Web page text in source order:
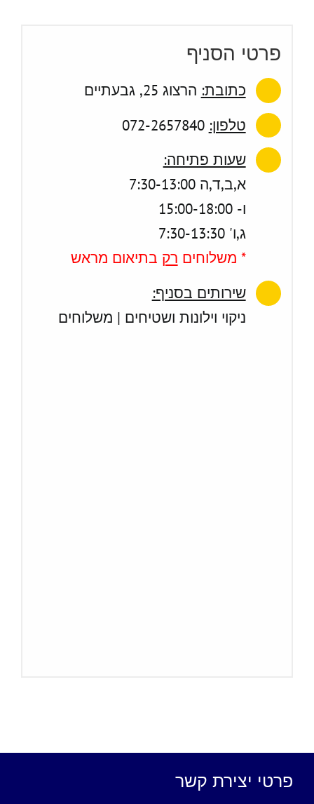
פרטי הסניף
כתובת: הרצוג 25, גבעתיים
טלפון: 072-2657840
שעות פתיחה:
א,ב,ד,ה 7:30-13:00
ו- 15:00-18:00
ג,ו' 7:30-13:30
* משלוחים רק בתיאום מראש
שירותים בסניף:
ניקוי וילונות ושטיחים | משלוחים
פרטי יצירת קשר